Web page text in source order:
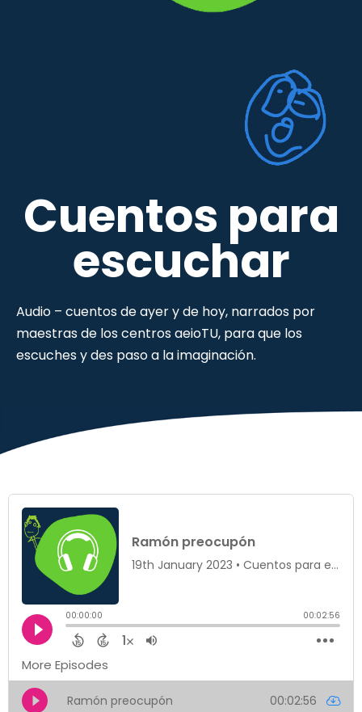
Cuentos para
escuchar
Audio – cuentos de ayer y de hoy, narrados por
maestras de los centros aeioTU, para que los
escuches y des paso a la imaginación.